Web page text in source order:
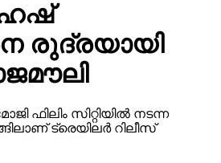
രുദ്രയായി
ഫിലിം സിറ്റിയില്‍ നടന്ന
ട്രെയിലര്‍ റിലീസ്